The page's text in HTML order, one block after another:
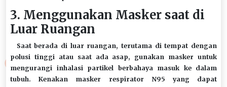
3. Menggunakan Masker saat di
Luar Ruangan
Saat berada di luar ruangan, terutama di tempat dengan
polusi tinggi atau saat ada asap, gunakan masker untuk
mengurangi inhalasi partikel berbahaya masuk ke dalam
tubuh. Kenakan masker respirator N95 yang dapat